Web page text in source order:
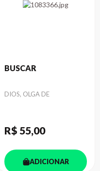
BUSCAR
Autor
DIOS, OLGA DE
R$ 55,00
ADICIONAR